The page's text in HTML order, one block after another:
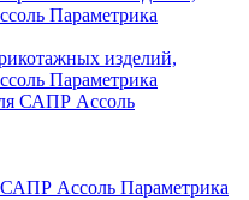
изделий,
Параметрика
САПР Ассоль Параметрика